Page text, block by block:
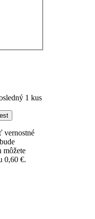
1 kus
vernostné
môžete
0,60 €.